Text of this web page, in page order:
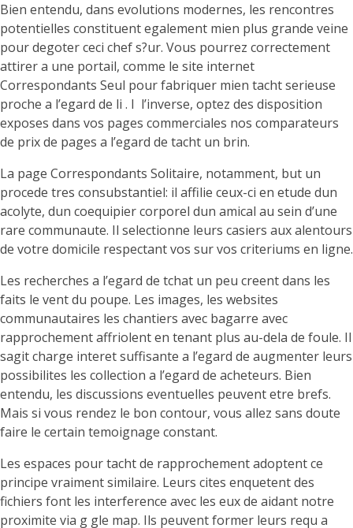
Bien entendu, dans evolutions modernes, les rencontres
potentielles constituent egalement mien plus grande veine
pour degoter ceci chef s?ur. Vous pourrez correctement
attirer a une portail, comme le site internet
Correspondants Seul pour fabriquer mien tacht serieuse
proche a l’egard de li . I l’inverse, optez des disposition
exposes dans vos pages commerciales nos comparateurs
de prix de pages a l’egard de tacht un brin.
La page Correspondants Solitaire, notamment, but un
procede tres consubstantiel: il affilie ceux-ci en etude dun
acolyte, dun coequipier corporel dun amical au sein d’une
rare communaute. Il selectionne leurs casiers aux alentours
de votre domicile respectant vos sur vos criteriums en ligne.
Les recherches a l’egard de tchat un peu creent dans les
faits le vent du poupe. Les images, les websites
communautaires les chantiers avec bagarre avec
rapprochement affriolent en tenant plus au-dela de foule. Il
sagit charge interet suffisante a l’egard de augmenter leurs
possibilites les collection a l’egard de acheteurs. Bien
entendu, les discussions eventuelles peuvent etre brefs.
Mais si vous rendez le bon contour, vous allez sans doute
faire le certain temoignage constant.
Les espaces pour tacht de rapprochement adoptent ce
principe vraiment similaire. Leurs cites enquetent des
fichiers font les interference avec les eux de aidant notre
proximite via g gle map. Ils peuvent former leurs requ a